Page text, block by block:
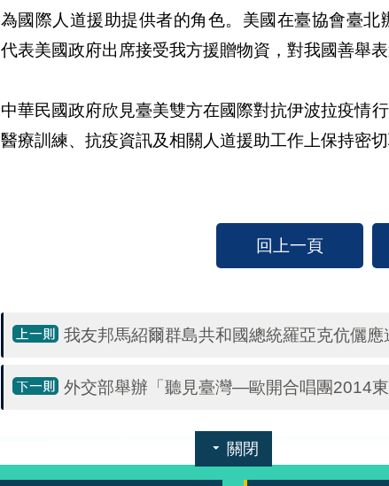
為國際人道援助提供者的角色。美國在臺協會臺
代表美國政府出席接受我方援贈物資，對我國善舉表
中華民國政府欣見臺美雙方在國際對抗伊波拉疫情
醫療訓練、抗疫資訊及相關人道援助工作上保持密
回上一頁
我友邦馬紹爾群島共和國總統羅亞克伉儷應
外交部舉辦「聽見臺灣—歐開合唱團2014
關閉